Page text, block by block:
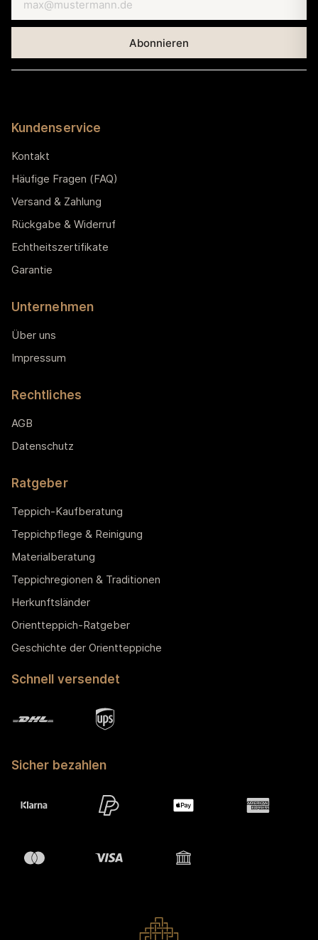
Kundenservice
Kontakt
Häufige Fragen (FAQ)
Versand & Zahlung
Rückgabe & Widerruf
Echtheitszertifikate
Garantie
Unternehmen
Über uns
Impressum
Rechtliches
AGB
Datenschutz
Ratgeber
Teppich-Kaufberatung
Teppichpflege & Reinigung
Materialberatung
Teppichregionen & Traditionen
Herkunftsländer
Orientteppich-Ratgeber
Geschichte der Orientteppiche
Schnell versendet
Sicher bezahlen